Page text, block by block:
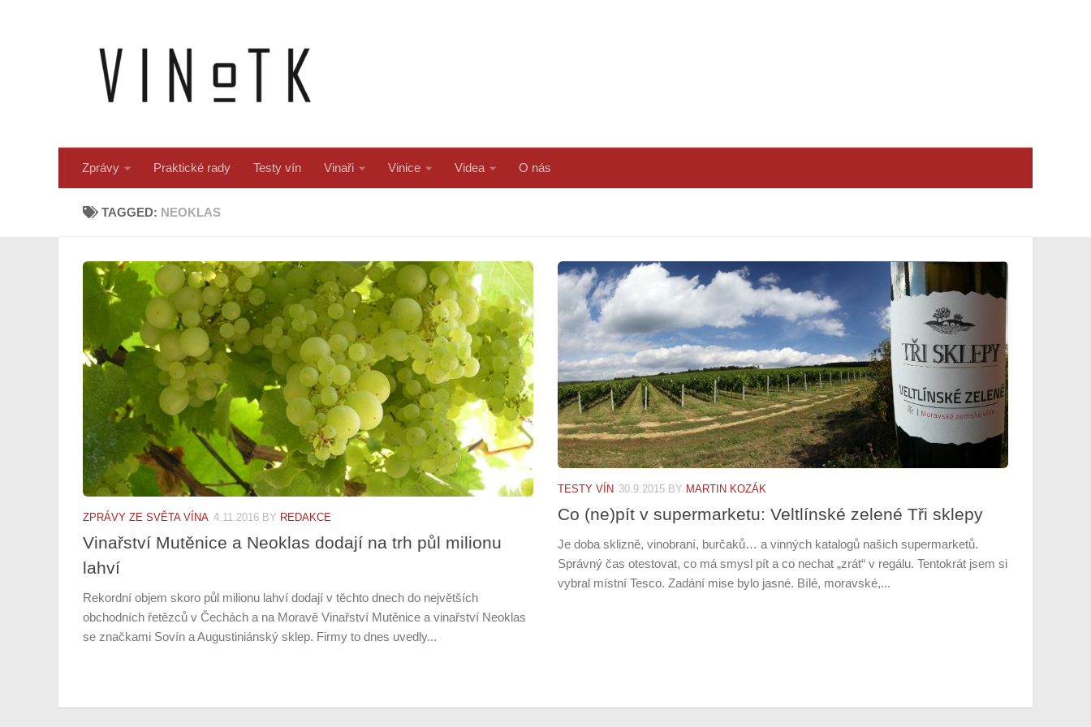
Zprávy Praktické rady Testy vín Vinaři Vinice Videa O nás
TAGGED: NEOKLAS
ZPRÁVY ZE SVĚTA VÍNA 4.11.2016 BY REDAKCE
Vinařství Mutěnice a Neoklas dodají na trh půl milionu
lahví
Rekordní objem skoro půl milionu lahví dodají v těchto dnech do největších
obchodních řetězců v Čechách a na Moravě Vinařství Mutěnice a vinařství Neoklas
se značkami Sovín a Augustiniánský sklep. Firmy to dnes uvedly...
TESTY VÍN 30.9.2015 BY MARTIN KOZÁK
Co (ne)pít v supermarketu: Veltlínské zelené Tři sklepy
Je doba sklizně, vinobraní, burčaků… a vinných katalogů našich supermarketů.
Správný čas otestovat, co má smysl pít a co nechat „zrát“ v regálu. Tentokrát jsem si
vybral místní Tesco. Zadání mise bylo jasné. Bílé, moravské,...